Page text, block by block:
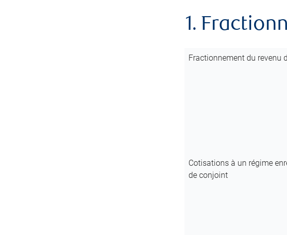
1.
Fractionnement du revenu
Cotisations à un régime
de conjoint